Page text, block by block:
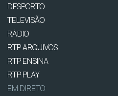
DESPORTO
TELEVISÃO
RÁDIO
RTP ARQUIVOS
RTP ENSINA
RTP PLAY
EM DIRETO